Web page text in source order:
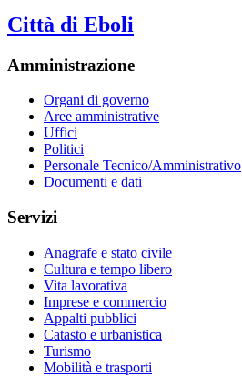
Città di Eboli
Amministrazione
Organi di governo
Aree amministrative
Uffici
Politici
Personale Tecnico/Amministrativo
Documenti e dati
Servizi
Anagrafe e stato civile
Cultura e tempo libero
Vita lavorativa
Imprese e commercio
Appalti pubblici
Catasto e urbanistica
Turismo
Mobilità e trasporti